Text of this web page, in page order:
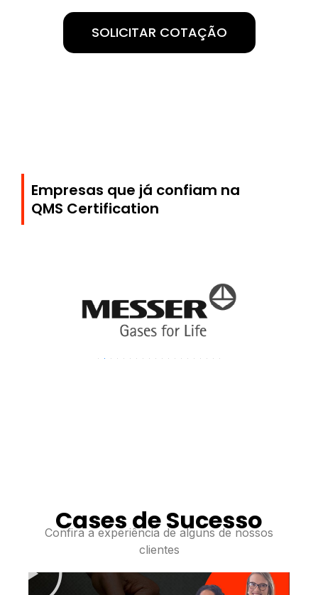
SOLICITAR COTAÇÃO
Empresas que já confiam na
QMS Certification
Cases de Sucesso
Confira a experiência de alguns de nossos
clientes